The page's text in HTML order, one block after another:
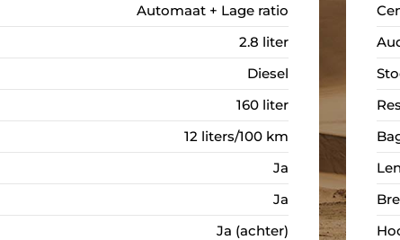
Automaat + Lage ratio
2.8 liter
Diesel
160 liter
12 liters/100 km
Ja
Ja
Ja (achter)